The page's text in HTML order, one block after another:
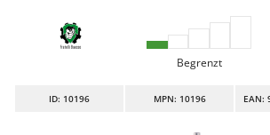
Anbaubagger Heckbagger für
Arbeitsschutzkleidung
Aschesauger
ALA 2000
Alpina
Begrenzt
ID: 10196 MPN: 10196 EAN: